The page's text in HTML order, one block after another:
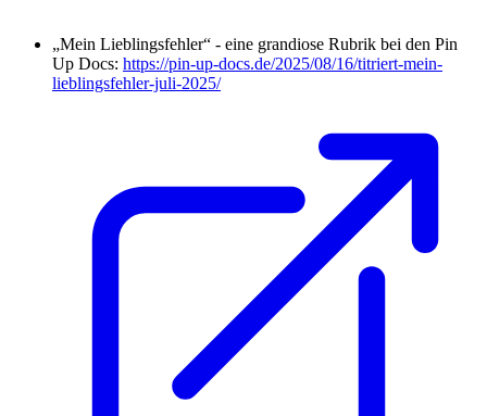
„Mein Lieblingsfehler“ - eine grandiose Rubrik bei den Pin
Up Docs: https://pin-up-docs.de/2025/08/16/titriert-mein-
lieblingsfehler-juli-2025/